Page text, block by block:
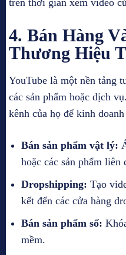
trên thời gian xem video
4. Bán Hàng
Thương Hiệu
YouTube là một nền tảng
các sản phẩm hoặc dịch
kênh của họ để kinh
Bán sản phẩm vật lý:
hoặc các sản phẩm liên
Dropshipping: Tạo
kết đến các cửa hàng
Bán sản phẩm số:
mềm.